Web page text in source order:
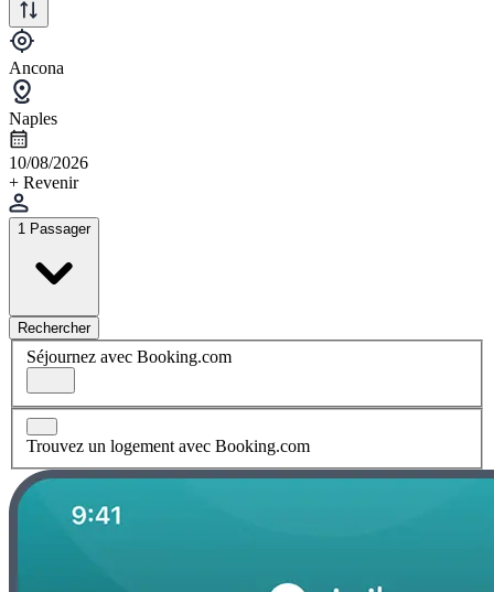
Ancona
Naples
10/08/2026
+ Revenir
1 Passager
Rechercher
Séjournez avec Booking.com
Trouvez un logement avec Booking.com